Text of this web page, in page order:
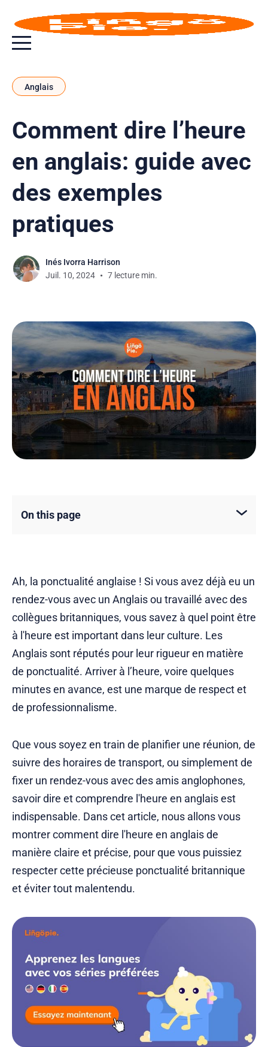
Bouton bascule de menu
Anglais
Comment dire l’heure
en anglais: guide avec
des exemples
pratiques
Inés Ivorra Harrison
Juil. 10, 2024
7 lecture min.
On this page
Ah, la ponctualité anglaise ! Si vous avez déjà eu un
rendez-vous avec un Anglais ou travaillé avec des
collègues britanniques, vous savez à quel point être
à l'heure est important dans leur culture. Les
Anglais sont réputés pour leur rigueur en matière
de ponctualité. Arriver à l’heure, voire quelques
minutes en avance, est une marque de respect et
de professionnalisme.
Que vous soyez en train de planifier une réunion, de
suivre des horaires de transport, ou simplement de
fixer un rendez-vous avec des amis anglophones,
savoir dire et comprendre l'heure en anglais est
indispensable. Dans cet article, nous allons vous
montrer comment dire l'heure en anglais de
manière claire et précise, pour que vous puissiez
respecter cette précieuse ponctualité britannique
et éviter tout malentendu.